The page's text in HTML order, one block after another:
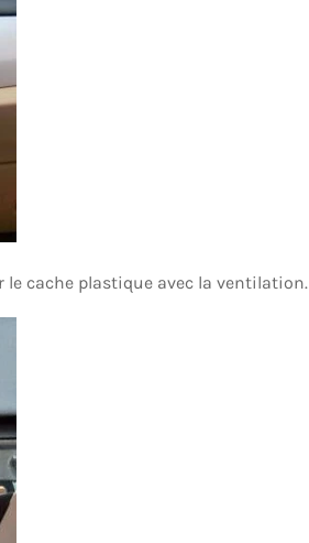
cache plastique avec la ventilation.